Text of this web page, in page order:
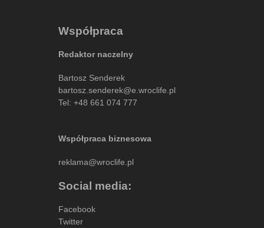
Współpraca
Redaktor naczelny
Bartosz Senderek
bartosz.senderek@e.wroclife.pl
Tel: +48 661 074 777
Współpraca biznesowa
reklama@wroclife.pl
Social media:
Facebook
Twitter